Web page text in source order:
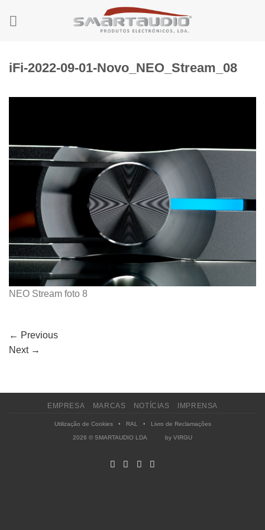
iFi-2022-09-01-Novo_NEO_Stream_08
NEO Stream foto 8
← Previous
Next →
EMPRESA MARCAS NOTÍCIAS IMPRENSA
Utilização de Cookies• RAL • Livro de Reclamações
2026 © SMARTAUDIO LDA by VIRGU